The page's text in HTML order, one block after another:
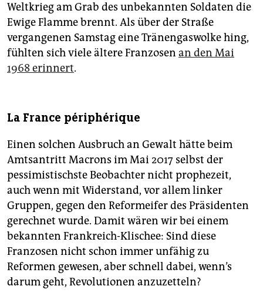
Weltkrieg am Grab des unbekannten Soldaten die
Ewige Flamme brennt. Als über der Straße
vergangenen Samstag eine Tränengaswolke hing,
fühlten sich viele ältere Franzosen an den Mai
1968 erinnert.
La France périphérique
Einen solchen Ausbruch an Gewalt hätte beim
Amtsantritt Macrons im Mai 2017 selbst der
pessimistischste Beobachter nicht prophezeit,
auch wenn mit Widerstand, vor allem linker
Gruppen, gegen den Reformeifer des Präsidenten
gerechnet wurde. Damit wären wir bei einem
bekannten Frankreich-Klischee: Sind diese
Franzosen nicht schon immer unfähig zu
Reformen gewesen, aber schnell dabei, wenn’s
darum geht, Revolutionen anzuzetteln?